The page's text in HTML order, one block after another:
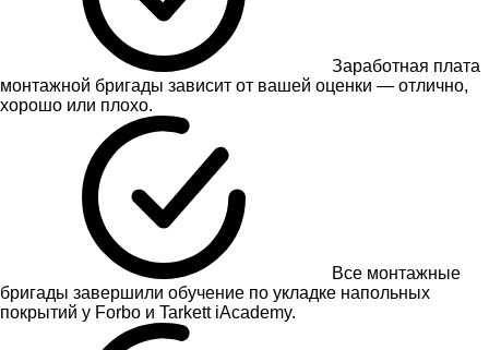
Заработная плата
монтажной бригады зависит от вашей оценки — отлично,
хорошо или плохо.
Все монтажные
бригады завершили обучение по укладке напольных
покрытий у Forbo и Tarkett iAcademy.